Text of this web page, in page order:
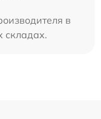
в
складах.